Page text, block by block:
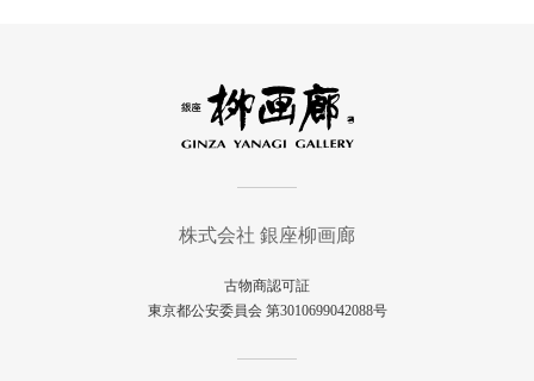
株式会社 銀座柳画廊
古物商認可証
東京都公安委員会 第3010699042088号